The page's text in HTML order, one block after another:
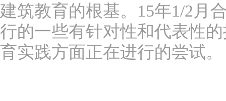
建筑教育的根基。15年1/2月
行的一些有针对性和代表性
育实践方面正在进行的尝试。